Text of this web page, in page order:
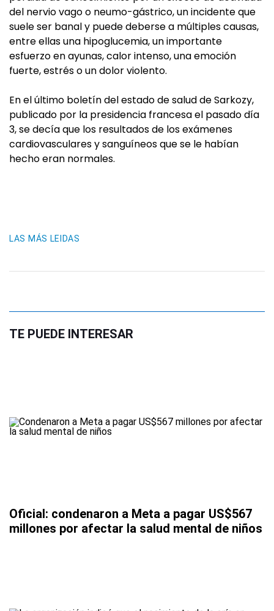
del nervio vago o neumo-gástrico, un incidente que
suele ser banal y puede deberse a múltiples causas,
entre ellas una hipoglucemia, un importante
esfuerzo en ayunas, calor intenso, una emoción
fuerte, estrés o un dolor violento.
En el último boletín del estado de salud de Sarkozy,
publicado por la presidencia francesa el pasado día
3, se decía que los resultados de los exámenes
cardiovasculares y sanguíneos que se le habían
hecho eran normales.
LAS MÁS LEIDAS
TE PUEDE INTERESAR
Oficial: condenaron a Meta a pagar US$567
millones por afectar la salud mental de niños